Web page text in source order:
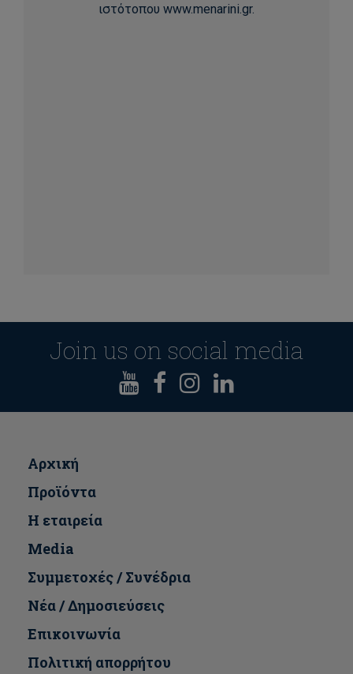
ιστότοπου www.menarini.gr.
Join us on social media
Αρχική
Προϊόντα
Η εταιρεία
Media
Συμμετοχές / Συνέδρια
Νέα / Δημοσιεύσεις
Επικοινωνία
Πολιτική απορρήτου